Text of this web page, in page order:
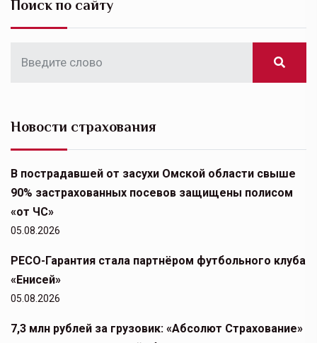
Поиск по сайту
Новости страхования
В пострадавшей от засухи Омской области свыше
90% застрахованных посевов защищены полисом
«от ЧС»
05.08.2026
РЕСО-Гарантия стала партнёром футбольного клуба
«Енисей»
05.08.2026
7,3 млн рублей за грузовик: «Абсолют Страхование»